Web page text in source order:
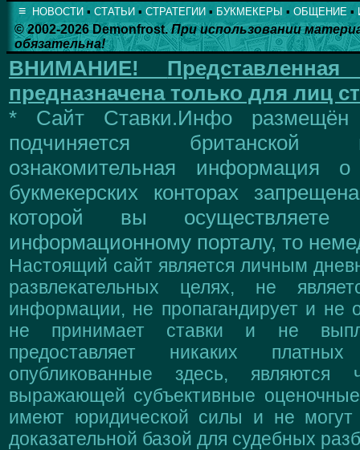
≡ НОВОСТИ ▪ СТАТЬИ ▪ СТРАТЕГИИ ▪ БУКМЕКЕРЫ ▪ ОБЩЕНИЕ ▪
© 2002-2026 Demonfrost.При использовании
обязательна!
ВНИМАНИЕ!
предназначена только для лиц
* Сайт Ставки.Инфо размещён
подчиняется британской
ознакомительная информация
букмекерских конторах
которой вы
информационному порталу, то
Настоящий сайт является личным
развлекательных целях, не
информации, не пропагандирует и не
не принимает ставки и не
предоставляет никаких
опубликованные здесь, являются
выражающей субъективные
имеют юридической силы и не могут
доказательной базой для судебных